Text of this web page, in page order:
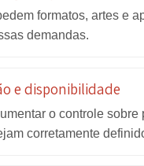
fornecedores
essencial para a